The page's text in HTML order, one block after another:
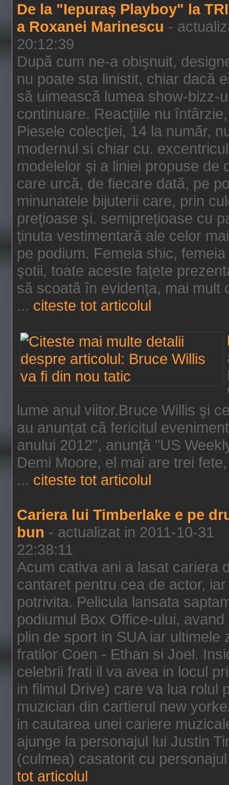
De la "Iepuraș Playboy" la
a Roxanei Marinescu -
20:12:39
După cum ne-a obişnuit,
nu poate sta linistit, chiar dacă
să uimească lumea show-bizz-
continuare. Reacţiile nu
Piesele colecţiei, 14 la număr,
modernul si chiar cu.
modelelor şi a liniei propuse de
care urcă, de fiecare dată, pe
minunatele bijuterii care, prin
preţioase şi. semipreţioase cu
ţinuta vestimentară ale celor
pe podium. Femeia shic,
şotii, toate aceste faţete
să scoată în evidenţa, mai mult
... citeste tot articolul
lume anul viitor.Bruce Willis şi
au anunţat că fericitul
anului 2012", anunţă "US
Demi Moore, el mai are trei
... citeste tot articolul
Cariera lui Timberlake e pe
bun - actualizat in 2011-10-31
22:38:11
Acum cativa ani a lasat cariera
cantaret pentru cea de actor,
potrivita. Pelicula lansata
podiumul Box Office-ului,
plin de sport in SUA iar
fratilor Coen - Ethan si Joel.
celebrii frati il va avea in locul
in filmul Drive) care va lua rolul
muzician din cartierul new
in cautarea unei cariere
ajunge la personajul lui Justin
(culmea) casatorit cu
tot articolul